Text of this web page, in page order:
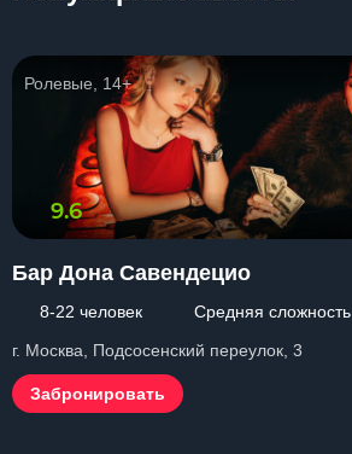
Ролевые, 14+
9.6
Бар Дона Савендецио
8-22 человек
Средняя сложность
г. Москва, Подсосенский переулок, 3
Забронировать